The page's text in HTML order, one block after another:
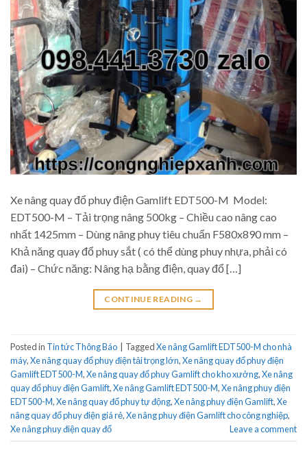
Xe nâng quay đổ phuy điện Gamlift EDT500-M Model:
EDT500-M – Tải trọng nâng 500kg – Chiều cao nâng cao
nhất 1425mm – Dùng nâng phuy tiêu chuẩn F580x890 mm –
Khả năng quay đổ phuy sắt ( có thể dùng phuy nhựa, phải có
đai) – Chức năng: Nâng hạ bằng điện, quay đổ […]
CONTINUE READING →
Posted in Tin tức Thông Báo | TaggedXe nâng Gamlift EDT500-M cho nhà
máy,Xe nâng quay đổ phuy điện tải trọng lớn,Xe nâng quay đổ phuy điện
Gamlift EDT500-M,Xe nâng quay đổ phuy Gamlift cho kho xưởng,Xe nâng
quay đổ phuy điện Gamlift,Xe nâng Gamlift EDT500-M,Xe nâng phuy điện
EDT500-M,Xe nâng quay đổ phuy tự động,Xe nâng phuy điện Gamlift,Xe
nâng quay đổ phuy điện giá rẻ,Xe nâng phuy điện Gamlift cho công nghiệp,
Xe nâng phuy điện quay đổ
Leave a comment